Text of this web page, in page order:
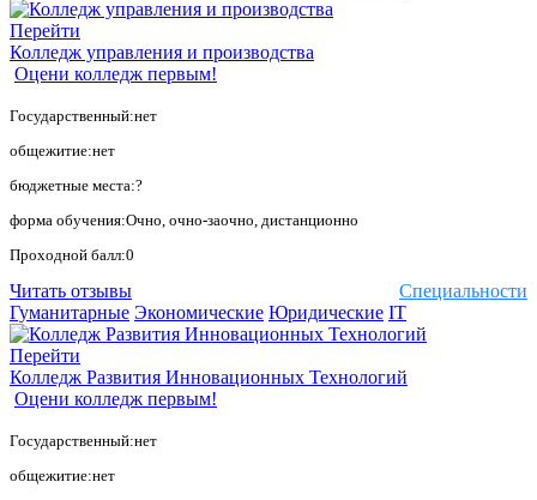
Перейти
Колледж управления и производства
Оцени колледж первым!
Государственный:нет
общежитие:нет
бюджетные места:?
форма обучения:Очно, очно-заочно, дистанционно
Проходной балл:0
Специальности
Читать отзывы
Гуманитарные Экономические Юридические IT
Перейти
Колледж Развития Инновационных Технологий
Оцени колледж первым!
Государственный:нет
общежитие:нет